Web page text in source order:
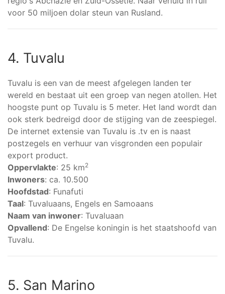
voor 50 miljoen dolar steun van Rusland.
4. Tuvalu
Tuvalu is een van de meest afgelegen landen ter
wereld en bestaat uit een groep van negen atollen. Het
hoogste punt op Tuvalu is 5 meter. Het land wordt dan
ook sterk bedreigd door de stijging van de zeespiegel.
De internet extensie van Tuvalu is .tv en is naast
postzegels en verhuur van visgronden een populair
export product.
Oppervlakte: 25 km2
Inwoners: ca. 10.500
Hoofdstad: Funafuti
Taal: Tuvaluaans, Engels en Samoaans
Naam van inwoner: Tuvaluaan
Opvallend: De Engelse koningin is het staatshoofd van
Tuvalu.
5. San Marino